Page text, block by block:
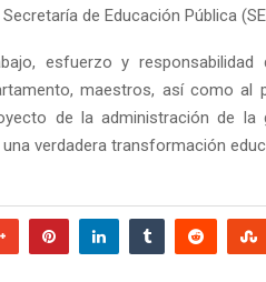
de Educación Pública
esfuerzo y
maestros, así como al
de la administración de la
verdadera transformación